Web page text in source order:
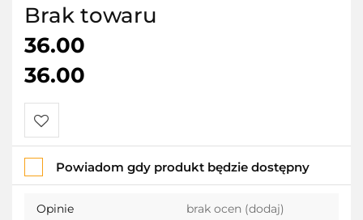
Brak towaru
36.00
36.00
Do
przechowalni
Powiadom gdy produkt będzie dostępny
Opinie brak ocen (dodaj)